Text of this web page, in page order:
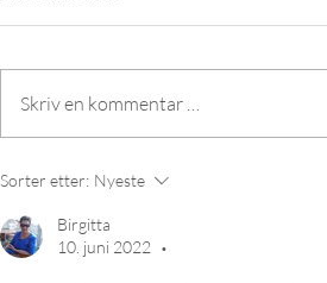
Øyeblikk fra Sommercamp DaTi
Skriv en kommentar …
Sorter etter: Nyeste
Birgitta
10. juni 2022
•